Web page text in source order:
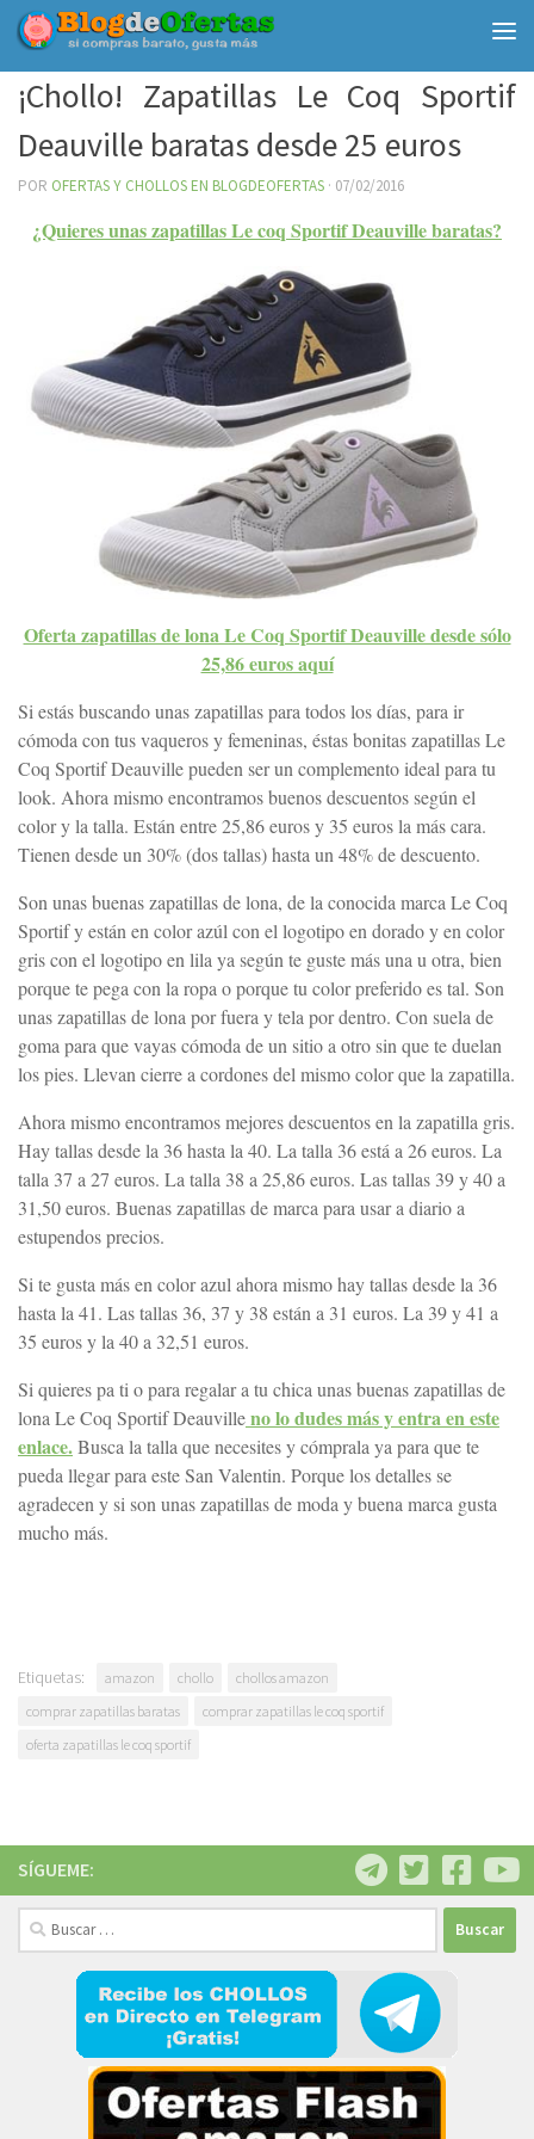
Debajo del contenido
¡Chollo! Zapatillas Le Coq Sportif
Deauville baratas desde 25 euros
POR OFERTAS Y CHOLLOS EN BLOGDEOFERTAS · 07/02/2016
¿Quieres unas zapatillas Le coq Sportif Deauville baratas?
Oferta zapatillas de lona Le Coq Sportif Deauville desde sólo
25,86 euros aquí
Si estás buscando unas zapatillas para todos los días, para ir
cómoda con tus vaqueros y femeninas, éstas bonitas zapatillas Le
Coq Sportif Deauville pueden ser un complemento ideal para tu
look. Ahora mismo encontramos buenos descuentos según el
color y la talla. Están entre 25,86 euros y 35 euros la más cara.
Tienen desde un 30% (dos tallas) hasta un 48% de descuento.
Son unas buenas zapatillas de lona, de la conocida marca Le Coq
Sportif y están en color azúl con el logotipo en dorado y en color
gris con el logotipo en lila ya según te guste más una u otra, bien
porque te pega con la ropa o porque tu color preferido es tal. Son
unas zapatillas de lona por fuera y tela por dentro. Con suela de
goma para que vayas cómoda de un sitio a otro sin que te duelan
los pies. Llevan cierre a cordones del mismo color que la zapatilla.
Ahora mismo encontramos mejores descuentos en la zapatilla gris.
Hay tallas desde la 36 hasta la 40. La talla 36 está a 26 euros. La
talla 37 a 27 euros. La talla 38 a 25,86 euros. Las tallas 39 y 40 a
31,50 euros. Buenas zapatillas de marca para usar a diario a
estupendos precios.
Si te gusta más en color azul ahora mismo hay tallas desde la 36
hasta la 41. Las tallas 36, 37 y 38 están a 31 euros. La 39 y 41 a
35 euros y la 40 a 32,51 euros.
Si quieres pa ti o para regalar a tu chica unas buenas zapatillas de
lona Le Coq Sportif Deauvilleno lo dudes más y entra en este
enlace.Busca la talla que necesites y cómprala ya para que te
pueda llegar para este San Valentin. Porque los detalles se
agradecen y si son unas zapatillas de moda y buena marca gusta
mucho más.
Etiquetas: amazon chollo
chollos amazon
comprar zapatillas baratas
comprar zapatillas le coq sportif
oferta zapatillas le coq sportif
SÍGUEME:
Buscar: